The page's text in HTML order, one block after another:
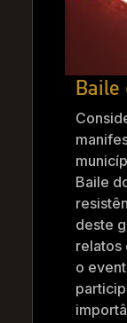
Baile
Baile
deste
relatos
o